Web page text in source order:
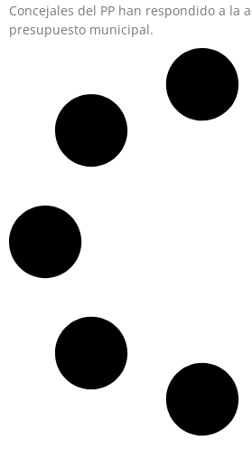
Concejales del PP han respondido a la
presupuesto municipal.